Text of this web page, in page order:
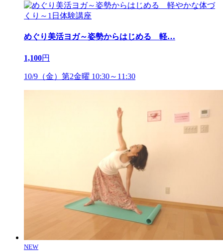
めぐり美活ヨガ～姿勢からはじめる 軽…
1,100円
10/9（金）第2金曜 10:30～11:30
NEW